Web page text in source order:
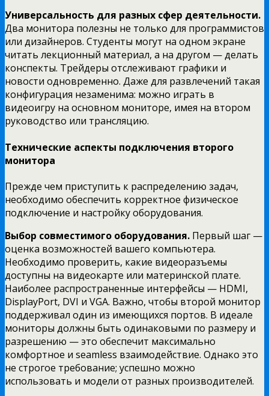
Универсальность для разных сфер деятельности.
Два монитора полезны не только для программистов
или дизайнеров. Студенты могут на одном экране
читать лекционный материал, а на другом — делать
конспекты. Трейдеры отслеживают графики и
новости одновременно. Даже для развлечений такая
конфигурация незаменима: можно играть в
видеоигру на основном мониторе, имея на втором
руководство или трансляцию.
Технические аспекты подключения второго
монитора
Прежде чем приступить к распределению задач,
необходимо обеспечить корректное физическое
подключение и настройку оборудования.
Выбор совместимого оборудования. Первый шаг —
оценка возможностей вашего компьютера.
Необходимо проверить, какие видеоразъемы
доступны на видеокарте или материнской плате.
Наиболее распространенные интерфейсы — HDMI,
DisplayPort, DVI и VGA. Важно, чтобы второй монитор
поддерживал один из имеющихся портов. В идеале
мониторы должны быть одинаковыми по размеру и
разрешению — это обеспечит максимально
комфортное и seamless взаимодействие. Однако это
не строгое требование; успешно можно
использовать и модели от разных производителей.